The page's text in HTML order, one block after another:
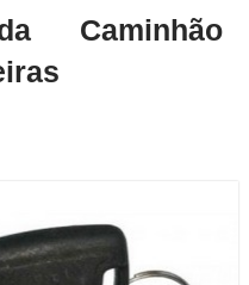
Caminhão